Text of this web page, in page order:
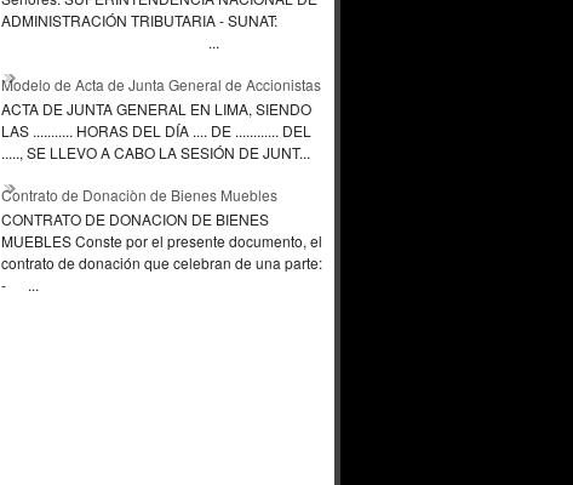
ADMINISTRACIÓN TRIBUTARIA - SUNAT:
...
Modelo de Acta de Junta General de Accionistas
ACTA DE JUNTA GENERAL EN LIMA, SIENDO
LAS ........... HORAS DEL DÍA .... DE ............ DEL
....., SE LLEVO A CABO LA SESIÓN DE JUNT...
Contrato de Donaciòn de Bienes Muebles
CONTRATO DE DONACION DE BIENES
MUEBLES Conste por el presente documento, el
contrato de donación que celebran de una parte:
- ...